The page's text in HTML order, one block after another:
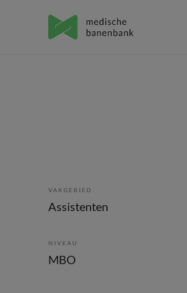
VAKGEBIED
Assistenten
NIVEAU
MBO